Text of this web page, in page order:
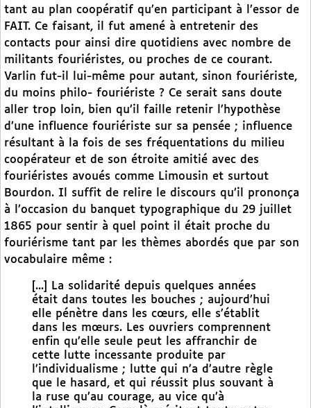
tant au plan coopératif qu’en participant à l’essor de
FAIT. Ce faisant, il fut amené à entretenir des
contacts pour ainsi dire quotidiens avec nombre de
militants fouriéristes, ou proches de ce courant.
Varlin fut-il lui-même pour autant, sinon fouriériste,
du moins philo- fouriériste ? Ce serait sans doute
aller trop loin, bien qu’il faille retenir l’hypothèse
d’une influence fouriériste sur sa pensée ; influence
résultant à la fois de ses fréquentations du milieu
coopérateur et de son étroite amitié avec des
fouriéristes avoués comme Limousin et surtout
Bourdon. Il suffit de relire le discours qu’il prononça
à l’occasion du banquet typographique du 29 juillet
1865 pour sentir à quel point il était proche du
fouriérisme tant par les thèmes abordés que par son
vocabulaire même :
[...] La solidarité depuis quelques années
était dans toutes les bouches ; aujourd’hui
elle pénètre dans les cœurs, elle s’établit
dans les mœurs. Les ouvriers comprennent
enfin qu’elle seule peut les affranchir de
cette lutte incessante produite par
l’individualisme ; lutte qui n’a d’autre règle
que le hasard, et qui réussit plus souvant à
la ruse qu’au courage, au vice qu’à